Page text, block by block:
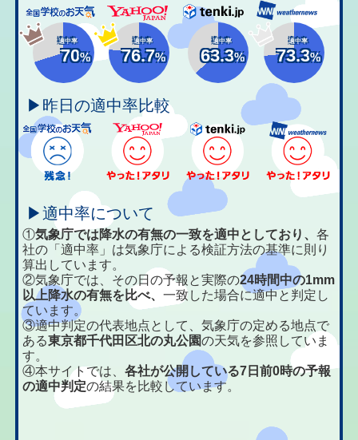
適中率
70%
適中率
76.7%
適中率
63.3%
適中率
73.3%
▶昨日の適中率比較
▶適中率について
①気象庁では降水の有無の一致を適中としており、各
社の「適中率」は気象庁による検証方法の基準に則り
算出しています。
②気象庁では、その日の予報と実際の24時間中の1mm
以上降水の有無を比べ、一致した場合に適中と判定し
ています。
③適中判定の代表地点として、気象庁の定める地点で
ある東京都千代田区北の丸公園の天気を参照していま
す。
④本サイトでは、各社が公開している7日前0時の予報
の適中判定の結果を比較しています。